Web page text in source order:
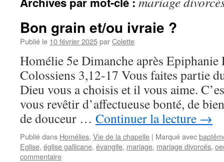
Bon grain et/ou ivraie ?
Publié le 10 février 2025parColette
Homélie 5e Dimanche après Epiphanie
Colossiens 3,12-17 Vous faites partie
Dieu vous a choisis et il vous aime.
vous revêtir d’affectueuse bonté, de
de douceur … Continuer la lecture →
Publié dans Homélies, Vie de la chapelle | Marqué avec
Eglise, église gallicane, évangile, mariage, mariage divorcés,
commentaire